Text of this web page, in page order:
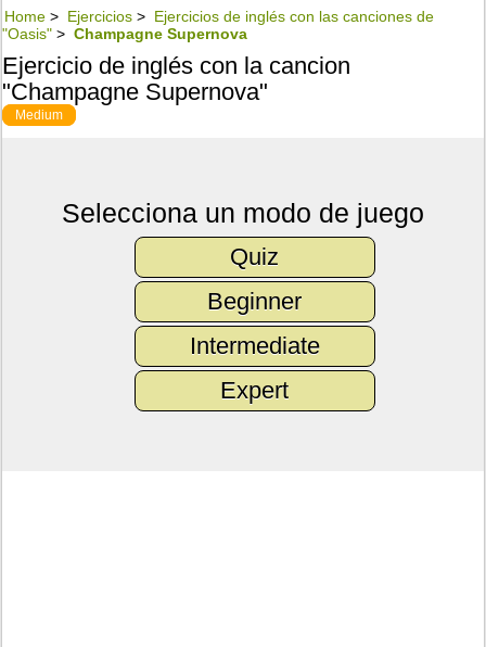
Home > Ejercicios > Ejercicios de inglés con las canciones de
"Oasis" > Champagne Supernova
Ejercicio de inglés con la cancion
"Champagne Supernova"
Medium
Selecciona un modo de juego
Quiz
Beginner
Intermediate
Expert